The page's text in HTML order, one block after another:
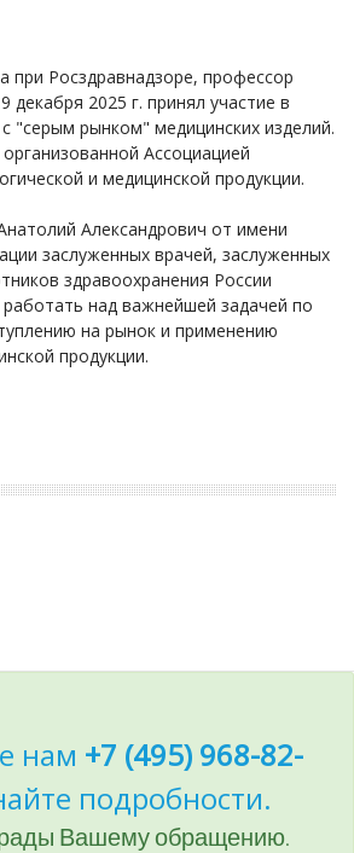
при Росздравнадзоре, профессор
декабря 2025 г. принял участие в
"серым рынком" медицинских изделий.
Ассоциацией
и медицинской продукции.
Александрович от имени
заслуженных врачей, заслуженных
здравоохранения России
над важнейшей задачей по
на рынок и применению
продукции.
нам +7 (495) 968-82-
подробности.
Вашему обращению.